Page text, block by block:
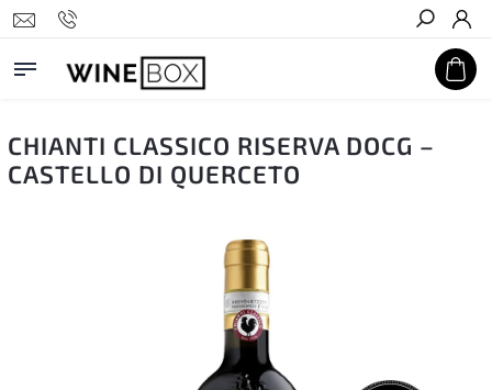
Hledat
CHIANTI CLASSICO RISERVA DOCG –
CASTELLO DI QUERCETO